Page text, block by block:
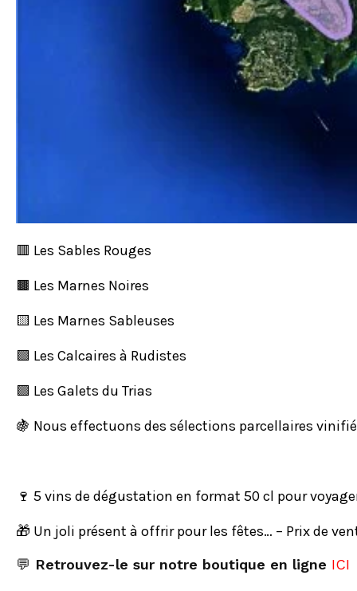
🟥 Les Sables Rouges
🟫 Les Marnes Noires
🟨 Les Marnes Sableuses
🟩 Les Calcaires à Rudistes
🟪 Les Galets du Trias
🍇 Nous effectuons des sélections parcellaires
🍷 5 vins de dégustation en format 50 cl pour
🎁 Un joli présent à offrir pour les fêtes… – Prix de
💬 Retrouvez-le sur notre boutique en ligne ICI